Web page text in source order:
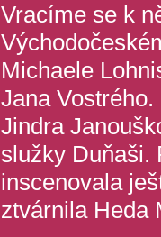
Vracíme se k
Michaele
Jana
Jindra
služky Duňaši.
inscenovala
ztvárnila Heda